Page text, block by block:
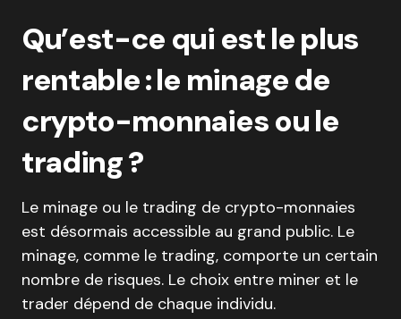
Qu’est-ce qui est le plus
rentable : le minage de
crypto-monnaies ou le
trading ?
Le minage ou le trading de crypto-monnaies
est désormais accessible au grand public. Le
minage, comme le trading, comporte un certain
nombre de risques. Le choix entre miner et le
trader dépend de chaque individu.